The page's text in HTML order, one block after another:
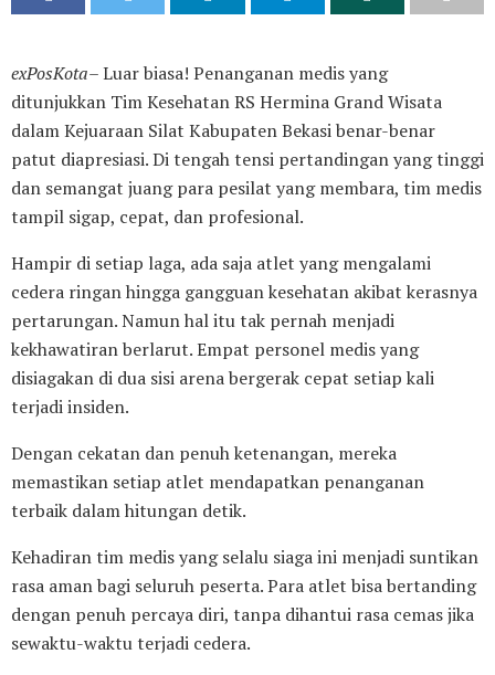
exPosKota– Luar biasa! Penanganan medis yang
ditunjukkan Tim Kesehatan RS Hermina Grand Wisata
dalam Kejuaraan Silat Kabupaten Bekasi benar-benar
patut diapresiasi. Di tengah tensi pertandingan yang tinggi
dan semangat juang para pesilat yang membara, tim medis
tampil sigap, cepat, dan profesional.
Hampir di setiap laga, ada saja atlet yang mengalami
cedera ringan hingga gangguan kesehatan akibat kerasnya
pertarungan. Namun hal itu tak pernah menjadi
kekhawatiran berlarut. Empat personel medis yang
disiagakan di dua sisi arena bergerak cepat setiap kali
terjadi insiden.
Dengan cekatan dan penuh ketenangan, mereka
memastikan setiap atlet mendapatkan penanganan
terbaik dalam hitungan detik.
Kehadiran tim medis yang selalu siaga ini menjadi suntikan
rasa aman bagi seluruh peserta. Para atlet bisa bertanding
dengan penuh percaya diri, tanpa dihantui rasa cemas jika
sewaktu-waktu terjadi cedera.